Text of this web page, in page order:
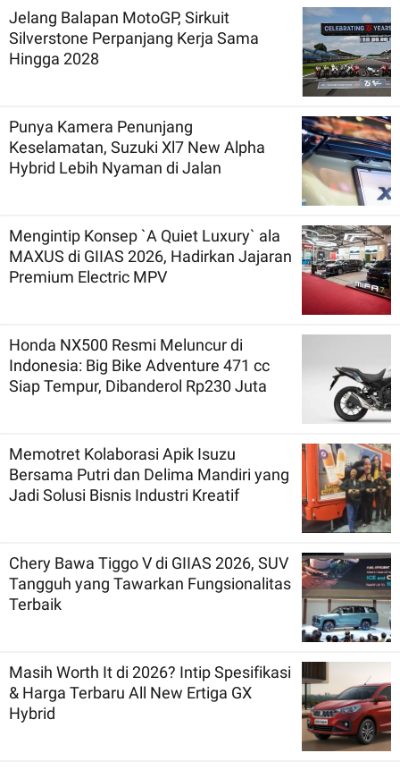
Jelang Balapan MotoGP, Sirkuit
Silverstone Perpanjang Kerja Sama
Hingga 2028
Punya Kamera Penunjang
Keselamatan, Suzuki Xl7 New Alpha
Hybrid Lebih Nyaman di Jalan
Mengintip Konsep `A Quiet Luxury` ala
MAXUS di GIIAS 2026, Hadirkan Jajaran
Premium Electric MPV
Honda NX500 Resmi Meluncur di
Indonesia: Big Bike Adventure 471 cc
Siap Tempur, Dibanderol Rp230 Juta
Memotret Kolaborasi Apik Isuzu
Bersama Putri dan Delima Mandiri yang
Jadi Solusi Bisnis Industri Kreatif
Chery Bawa Tiggo V di GIIAS 2026, SUV
Tangguh yang Tawarkan Fungsionalitas
Terbaik
Masih Worth It di 2026? Intip Spesifikasi
& Harga Terbaru All New Ertiga GX
Hybrid